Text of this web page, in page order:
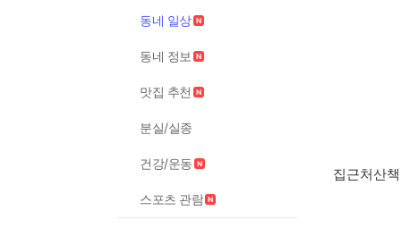
동네 일상
동네 정보
맛집 추천
분실/실종
건강/운동
스포츠 관람
집근처산